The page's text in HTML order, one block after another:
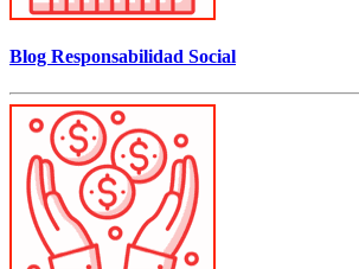
Blog Responsabilidad Social